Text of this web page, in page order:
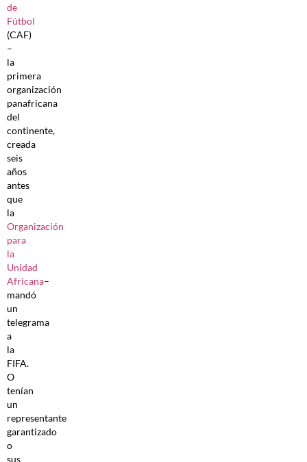
de
Fútbol
(CAF)
–
la
primera
organización
panafricana
del
continente,
creada
seis
años
antes
que
la
Organización
para
la
Unidad
Africana–
mandó
un
telegrama
a
la
FIFA.
O
tenían
un
representante
garantizado
o
sus